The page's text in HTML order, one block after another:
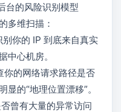
台的风险识别模型
多维扫描：
别你的 IP 到底来自真实
中心机房。
你的网络请求路径是否
的“地理位置漂移”。
曾有大量的异常访问